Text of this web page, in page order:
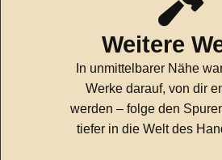
Weitere
In unmittelbarer Nähe
Werke darauf, von dir
werden – folge den
tiefer in die Welt des